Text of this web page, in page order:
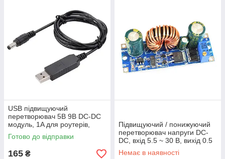
USB підвищуючий
перетворювач 5В 9В DC-DC
модуль, 1A для роутерів,
модемів та Arduino
Готово до відправки
165 ₴
Підвищуючий / понижуючий
перетворювач напруги DC-
DC, вхід 5.5 ~ 30 В, вихід 0.5
~ 30 В (XY-SJV-4)
Немає в наявності